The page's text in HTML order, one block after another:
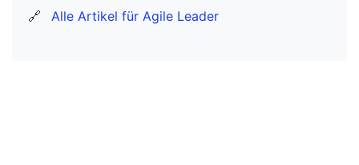
🔗
Alle Artikel für Agile Leader